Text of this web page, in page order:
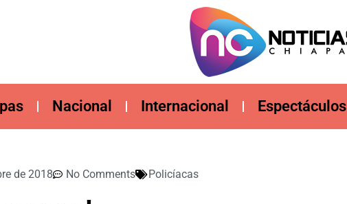
Nacional Internacional Espectáculos
de 2018 No Comments Policíacas